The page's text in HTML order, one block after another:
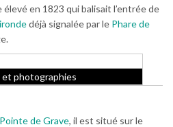
en 1823 qui balisait l’entrée de
déjà signalée par le Phare de
photographies
Pointe de Grave, il est situé sur le